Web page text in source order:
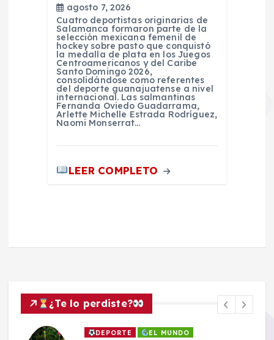
agosto 7, 2026
Cuatro deportistas originarias de
Salamanca formaron parte de la
selección mexicana femenil de
hockey sobre pasto que conquistó
la medalla de plata en los Juegos
Centroamericanos y del Caribe
Santo Domingo 2026,
consolidándose como referentes
del deporte guanajuatense a nivel
internacional. Las salmantinas
Fernanda Oviedo Guadarrama,
Arlette Michelle Estrada Rodríguez,
Naomi Monserrat…
LEER COMPLETO
¿Te lo perdiste?
DEPORTE EL MUNDO